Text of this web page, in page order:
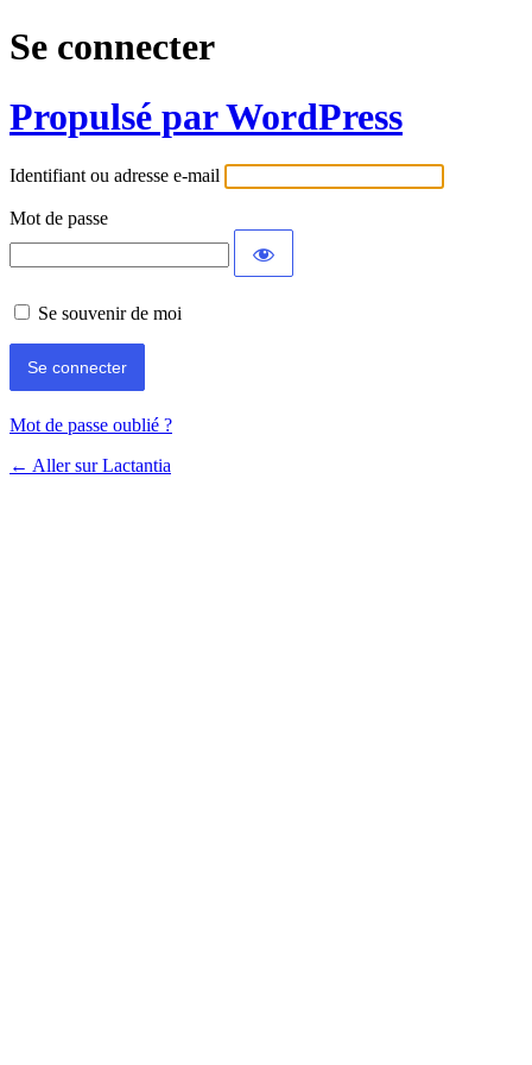
Se connecter
Propulsé par WordPress
Identifiant ou adresse e-mail
Mot de passe
Se souvenir de moi
Mot de passe oublié ?
← Aller sur Lactantia